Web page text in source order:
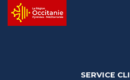
SERVICE